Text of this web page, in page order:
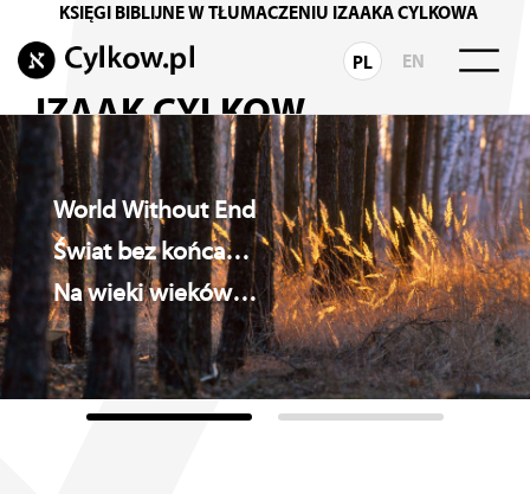
KSIĘGI BIBLIJNE W TŁUMACZENIU IZAAKA CYLKOWA
PL EN
IZAAK CYLKOW
Biografia Rabina
Rodzina Rabina Cylkowa
INSPIRACJE
Wydarzenia i działania
Monodram TERTIUM
Wokół Księgi Hioba
World Without End
Świat bez końca…
Na wieki wieków…